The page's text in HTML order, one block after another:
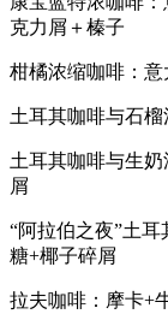
克力屑＋榛子
柑橘浓缩咖啡：
土耳其咖啡与石
土耳其咖啡与生
屑
“阿拉伯之夜”土
糖+椰子碎屑
拉夫咖啡：摩卡+